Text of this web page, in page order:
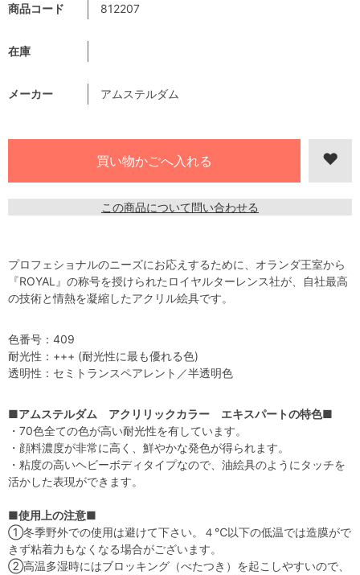
商品コード 812207
在庫
メーカー アムステルダム
この商品について問い合わせる
プロフェショナルのニーズにお応えするために、オランダ王室から
『ROYAL』の称号を授けられたロイヤルターレンス社が、自社最高
の技術と情熱を凝縮したアクリル絵具です。
色番号：409
耐光性：+++ (耐光性に最も優れる色)
透明性：セミトランスペアレント／半透明色
■アムステルダム アクリリックカラー エキスパートの特色■
・70色全ての色が高い耐光性を有しています。
・顔料濃度が非常に高く、鮮やかな発色が得られます。
・粘度の高いヘビーボディタイプなので、油絵具のようにタッチを
活かした表現ができます。
■使用上の注意■
①冬季野外での使用は避けて下さい。４℃以下の低温では造膜がで
きず粘着力もなくなる場合がございます。
②高温多湿時にはブロッキング（べたつき）を起こしやすいので、